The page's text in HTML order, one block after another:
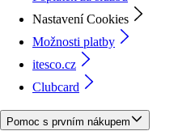
Nastavení Cookies
Možnosti platby
itesco.cz
Clubcard
Pomoc s prvním nákupem